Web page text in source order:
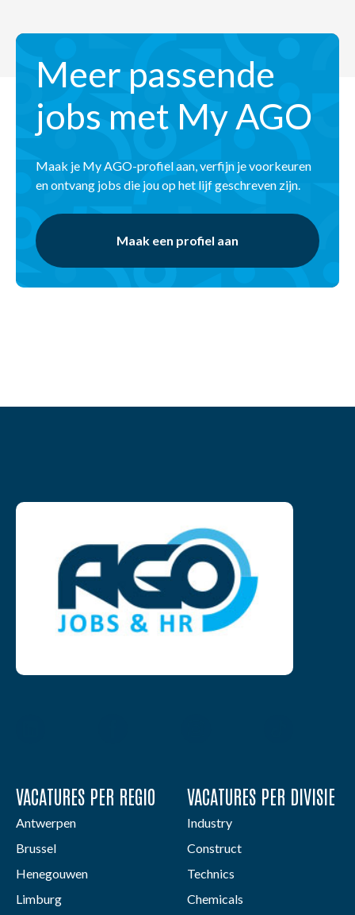
Meer passende
jobs met My AGO
Maak je My AGO-profiel aan, verfijn je voorkeuren
en ontvang jobs die jou op het lijf geschreven zijn.
Maak een profiel aan
VACATURES PER REGIO
Antwerpen
Brussel
Henegouwen
Limburg
VACATURES PER DIVISIE
Industry
Construct
Technics
Chemicals